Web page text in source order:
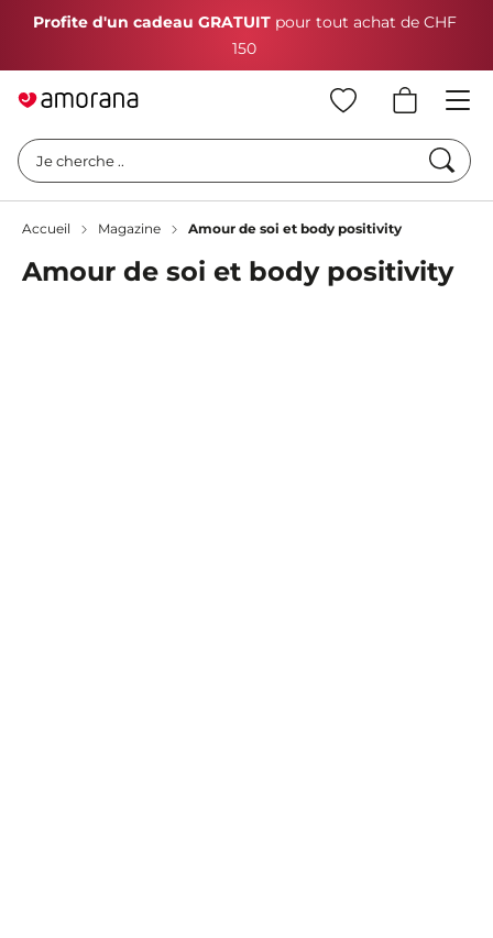
Profite d'un cadeau GRATUITpour tout achat de CHF
150
Je cherche ..
Accueil Magazine Amour de soi et body positivity
Amour de soi et body positivity